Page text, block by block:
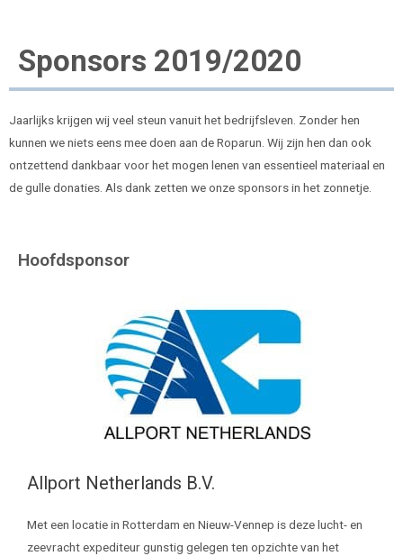
Sponsors 2019/2020
Jaarlijks krijgen wij veel steun vanuit het bedrijfsleven. Zonder hen
kunnen we niets eens mee doen aan de Roparun. Wij zijn hen dan ook
ontzettend dankbaar voor het mogen lenen van essentieel materiaal en
de gulle donaties. Als dank zetten we onze sponsors in het zonnetje.
Hoofdsponsor
Allport Netherlands B.V.
Met een locatie in Rotterdam en Nieuw-Vennep is deze lucht- en
zeevracht expediteur gunstig gelegen ten opzichte van het